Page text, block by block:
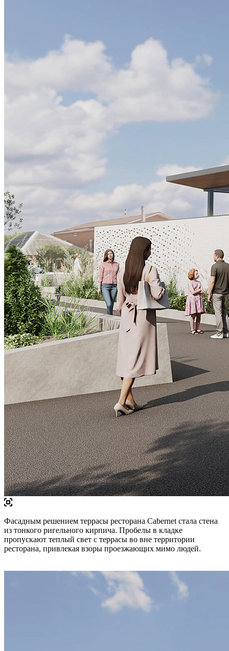
Фасадным решением террасы ресторана Cabernet стала стена
из тонкого ригельного кирпича. Пробелы в кладке
пропускают теплый свет с террасы во вне территории
ресторана, привлекая взоры проезжающих мимо людей.